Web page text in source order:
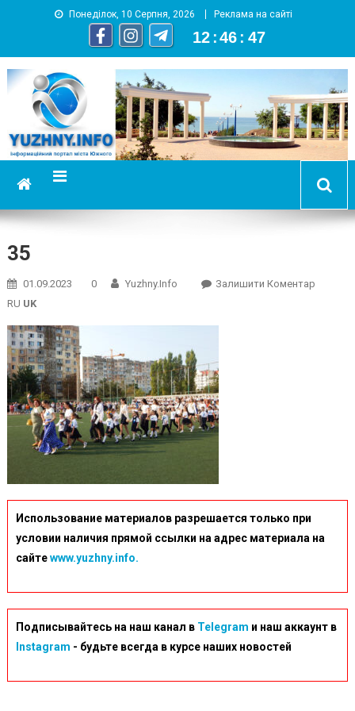
Понеділок, 10 Серпня, 2026 Реклама на сайті
12 :46 : 47
YUZHNY.INFO
информационный портал города Южный
35
01.09.2023 0 Yuzhny.info Залишити КоментарOn
RU UK
Использование материалов разрешается только при
условии наличия прямой ссылки на адрес материала на
сайтеwww.yuzhny.info.
Подписывайтесь на наш канал в Telegram и наш аккаунт в
Instagram - будьте всегда в курсе наших новостей